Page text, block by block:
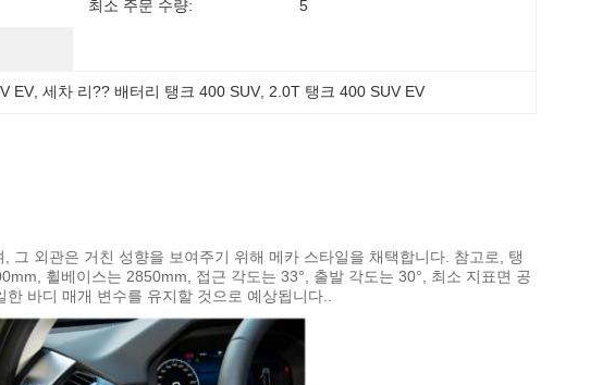
최소 주문 수량: 5
EV , 세차 리?? 배터리 탱크 400 SUV 2.0T 탱크 400 SUV EV
그 외관은 거친 성향을 보여주기 위해 메카 스타일을 채택합니다. 참고로, 탱
휠베이스는 2850mm, 접근 각도는 33°, 출발 각도는 30°, 최소 지표면 공
바디 매개 변수를 유지할 것으로 예상됩니다..